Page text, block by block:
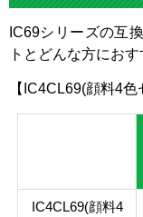
IC69シリーズの互
トとどんな方にお
【IC4CL69(顔料4
IC4CL69(顔料4